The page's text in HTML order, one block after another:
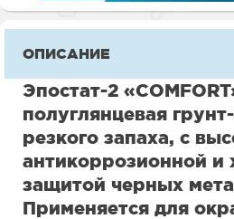
ОПИСАНИЕ
Эпостат-2
полуглянцевая
резкого запаха, с
антикоррозионной и
защитой черных
Применяется для